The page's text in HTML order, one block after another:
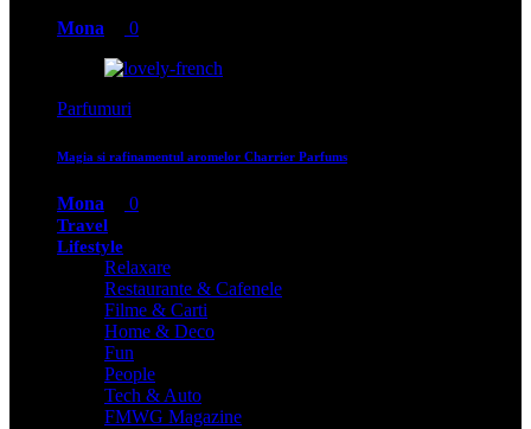
Mona 0
Parfumuri
Magia si rafinamentul aromelor Charrier Parfums
Mona 0
Travel
Lifestyle
Relaxare
Restaurante & Cafenele
Filme & Carti
Home & Deco
Fun
People
Tech & Auto
FMWG Magazine